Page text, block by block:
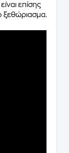
επίσης
ξεθώριασμα.